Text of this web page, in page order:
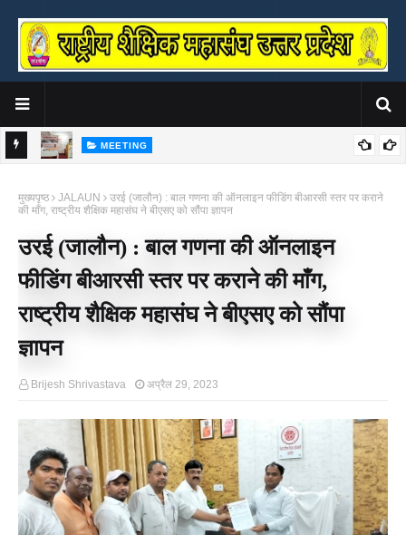
MEETING
मुख्यपृष्ठ JALAUN
उरई (जालौन) : बाल गणना की ऑनलाइन फीडिंग बीआरसी स्तर पर कराने
की माँग, राष्ट्रीय शैक्षिक महासंघ ने बीएसए को सौंपा ज्ञापन
उरई (जालौन) : बाल गणना की ऑनलाइन
फीडिंग बीआरसी स्तर पर कराने की माँग,
राष्ट्रीय शैक्षिक महासंघ ने बीएसए को सौंपा
ज्ञापन
Brijesh Shrivastava अप्रैल 29, 2023